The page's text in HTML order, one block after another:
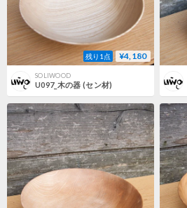
残り1点 ¥4,180
SOLIWOOD
U097_木の器 (セン材)